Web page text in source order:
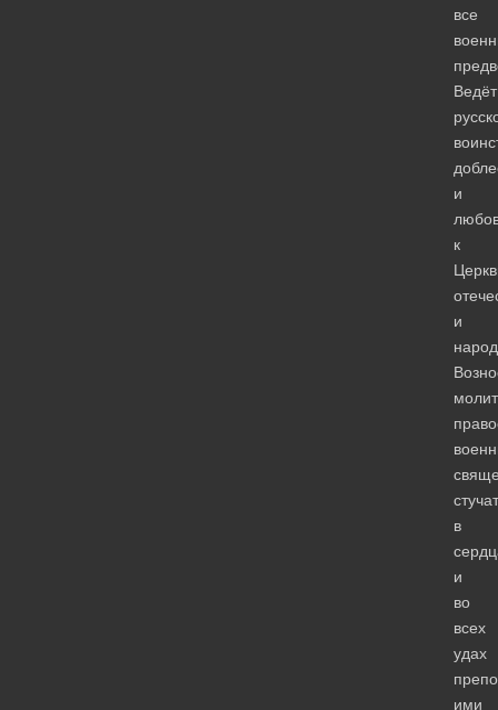
все
Ведёт
и
к
и
стучат
в
и
во
всех
удах
ими